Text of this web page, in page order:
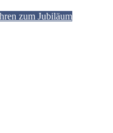
zum Jubiläum